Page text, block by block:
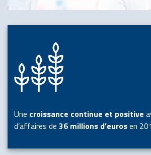
Une croissance continue et positive
d’affaires de 36 millions d’eurosen